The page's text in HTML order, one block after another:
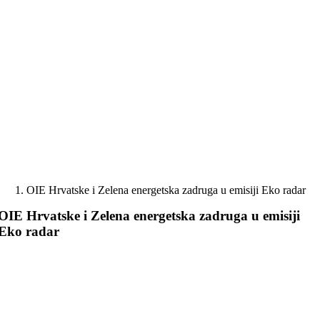
OIE Hrvatske i Zelena energetska zadruga u emisiji Eko radar
Hrvatske i Zelena energetska zadruga u emisiji
radar